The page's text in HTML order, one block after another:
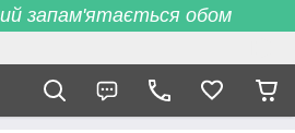
запам'ятається обом